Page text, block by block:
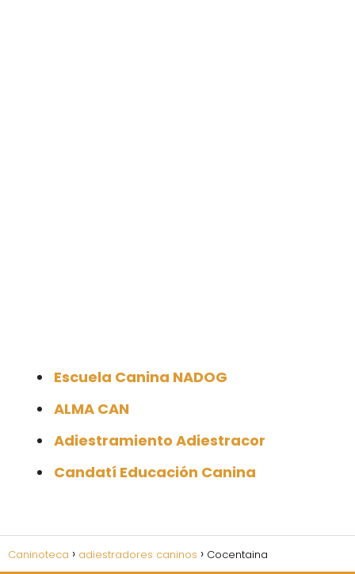
Escuela Canina NADOG
ALMA CAN
Adiestramiento Adiestracor
Candatí Educación Canina
Caninoteca adiestradores caninos Cocentaina